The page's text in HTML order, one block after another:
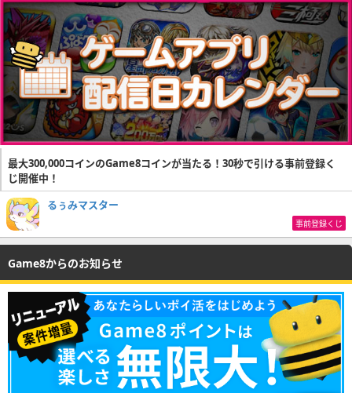
最大300,000コインのGame8コインが当たる！30秒で引ける事前登録く
じ開催中！
るぅみマスター
事前登録くじ
Game8からのお知らせ